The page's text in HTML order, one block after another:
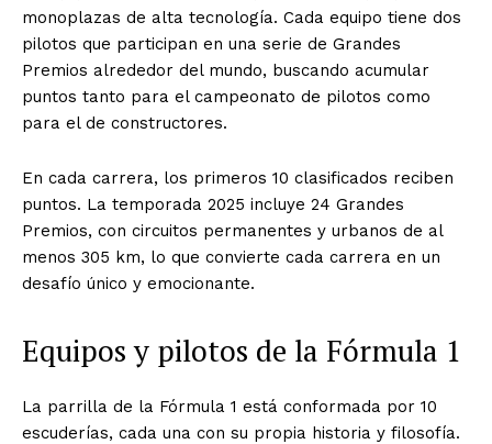
monoplazas de alta tecnología. Cada equipo tiene dos
pilotos que participan en una serie de Grandes
Premios alrededor del mundo, buscando acumular
puntos tanto para el campeonato de pilotos como
para el de constructores.
En cada carrera, los primeros 10 clasificados reciben
puntos. La temporada 2025 incluye 24 Grandes
Premios, con circuitos permanentes y urbanos de al
menos 305 km, lo que convierte cada carrera en un
desafío único y emocionante.
Equipos y pilotos de la Fórmula 1
La parrilla de la Fórmula 1 está conformada por 10
escuderías, cada una con su propia historia y filosofía.